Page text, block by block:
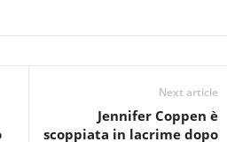
Next article
Jennifer Coppen è
scoppiata in lacrime dopo